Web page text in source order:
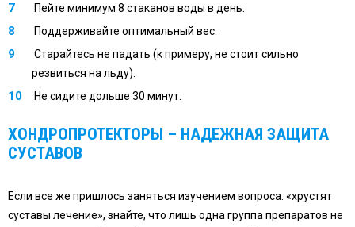
Пейте минимум 8 стаканов воды в день.
Поддерживайте оптимальный вес.
Старайтесь не падать (к примеру, не стоит сильно
резвиться на льду).
Не сидите дольше 30 минут.
ХОНДРОПРОТЕКТОРЫ – НАДЕЖНАЯ ЗАЩИТА
СУСТАВОВ
Если все же пришлось заняться изучением вопроса: «хрустят
суставы лечение», знайте, что лишь одна группа препаратов не